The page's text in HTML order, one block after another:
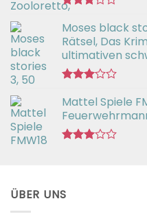
mit
3.02
von 5
Moses black
Rätsel, Das
ultimativen
mit
3.00
von 5
Mattel Spiele
ÜBER UNS